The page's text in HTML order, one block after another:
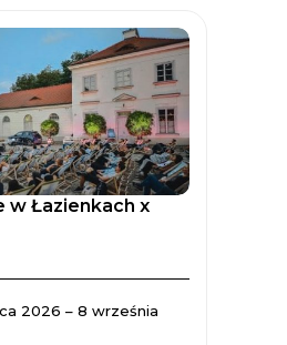
w Łazienkach x
2026 – 8 września